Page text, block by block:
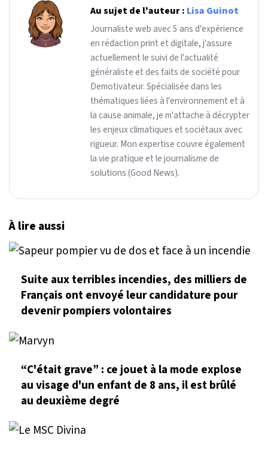
Au sujet de l'auteur : Lisa Guinot
Journaliste web avec 5 ans d'expérience
en rédaction print et digitale, j'assure
actuellement le suivi de l'actualité
généraliste et des faits de société pour
Demotivateur. Spécialisée dans les
thématiques liées à l'environnement et à
la cause animale, je m'attache à décrypter
les enjeux climatiques et sociétaux avec
rigueur. Mon expertise couvre également
la vie pratique et le journalisme de
solutions (Good News).
À lire aussi
Suite aux terribles incendies, des milliers de
Français ont envoyé leur candidature pour
devenir pompiers volontaires
“C'était grave” : ce jouet à la mode explose
au visage d'un enfant de 8 ans, il est brûlé
au deuxième degré